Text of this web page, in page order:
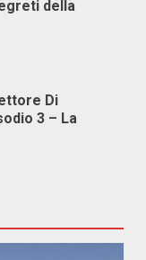
della
Di
3 – La